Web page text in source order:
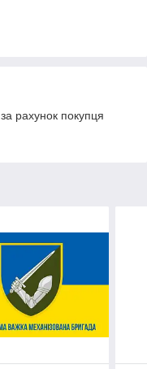
рахунок покупця